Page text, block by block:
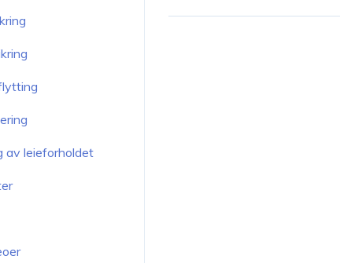
av leieforholdet